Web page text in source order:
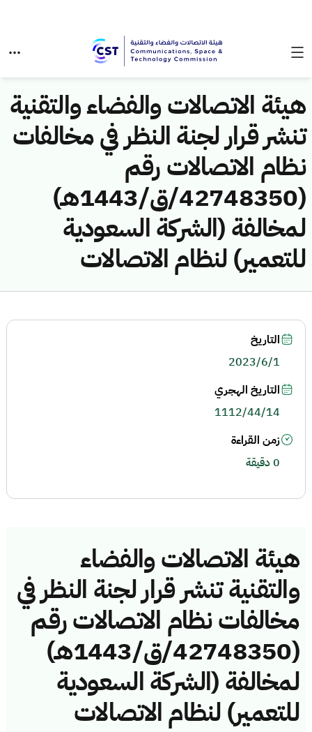
هيئة الاتصالات والفضاء والتقنية
تنشر قرار لجنة النظر في مخالفات
نظام الاتصالات رقم
(42748350/ق/1443هـ)
لمخالفة (الشركة السعودية
للتعمير) لنظام الاتصالات
هيئة الاتصالات والفضاء
والتقنية تنشر قرار لجنة النظر في
مخالفات نظام الاتصالات رقم
(42748350/ق/1443هـ)
لمخالفة (الشركة السعودية
للتعمير) لنظام الاتصالات
التاريخ
2023/6/1
التاريخ الهجري
1112/44/14
زمن القراءة
0 دقيقة